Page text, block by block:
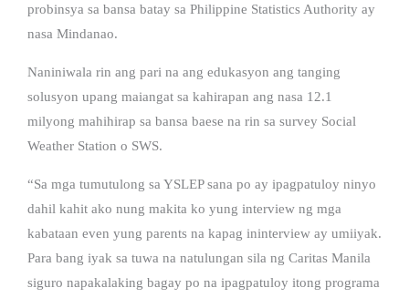
probinsya sa bansa batay sa Philippine Statistics Authority ay
nasa Mindanao.
Naniniwala rin ang pari na ang edukasyon ang tanging
solusyon upang maiangat sa kahirapan ang nasa 12.1
milyong mahihirap sa bansa baese na rin sa survey Social
Weather Station o SWS.
“Sa mga tumutulong sa YSLEP sana po ay ipagpatuloy ninyo
dahil kahit ako nung makita ko yung interview ng mga
kabataan even yung parents na kapag ininterview ay umiiyak.
Para bang iyak sa tuwa na natulungan sila ng Caritas Manila
siguro napakalaking bagay po na ipagpatuloy itong programa